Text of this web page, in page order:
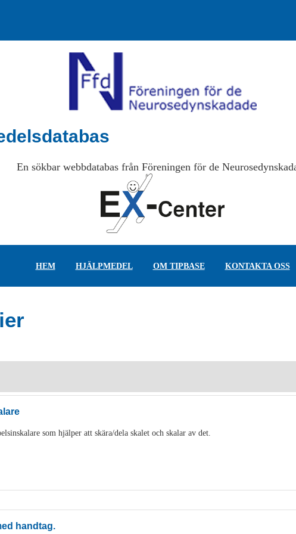
En sökbar webbdatabas från Föreningen för de
HEM HJÄLPMEDEL OM TIPBASE KONTAKTA OSS
som hjälper att skära/dela skalet och skalar av det.
handtag.